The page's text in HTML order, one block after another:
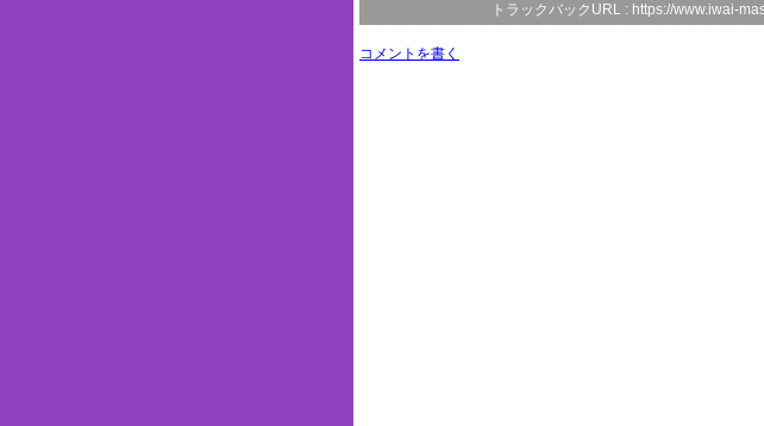
トラックバックURL : https://www.iwai-
コメントを書く